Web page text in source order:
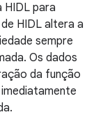
HIDL para
HIDL altera a
sempre
Os dados
da função